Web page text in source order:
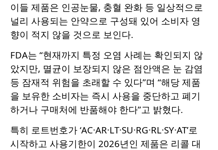
이들 제품은 인공눈물, 충혈 완화 등 일상적으로
널리 사용되는 안약으로 구성돼 있어 소비자 영
향이 적지 않을 것으로 보인다.
FDA는 “현재까지 특정 오염 사례는 확인되지 않
았지만, 멸균이 보장되지 않은 점안액은 눈 감염
등 잠재적 위험을 초래할 수 있다”며 “해당 제품
을 보유한 소비자는 즉시 사용을 중단하고 폐기
하거나 구매처에 반품해야 한다”고 밝혔다.
특히 로트번호가 ‘AC·AR·LT·SU·RG·RL·SY·AT’로
시작하고 사용기한이 2026년인 제품은 리콜 대